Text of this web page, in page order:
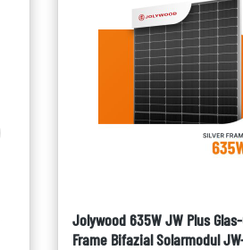
Jolywood 635W JW Plus
Frame Bifazial Solarmodul